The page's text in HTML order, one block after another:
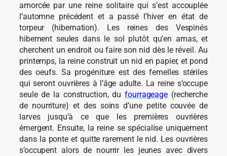
amorcée par une reine solitaire qui s’est accouplée
l’automne précédent et a passé l’hiver en état de
torpeur (hibernation). Les reines des Vespinés
hibernent seules dans le sol plutôt qu’en amas, et
cherchent un endroit ou faire son nid dès le réveil. Au
printemps, la reine construit un nid en papier, et pond
des oeufs. Sa progéniture est des femelles stériles
qui seront ouvrières à l’âge adulte. La reine s’occupe
seule de la construction, dufourrageage (recherche
de nourriture) et des soins d’une petite couvée de
larves jusqu’à ce que les premières ouvrières
émergent. Ensuite, la reine se spécialise uniquement
dans la ponte et quitte rarement le nid. Les ouvrières
s’occupent alors de nourrir les jeunes avec divers